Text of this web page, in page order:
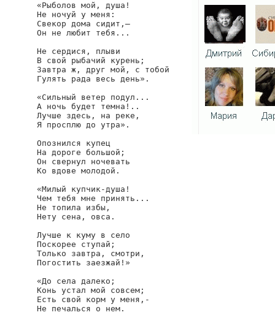
«Рыболов мой, душа!
Не ночуй у меня:
Свекор дома сидит,—
Он не любит тебя...
Не сердися, плыви
В свой рыбачий курень;
Завтра ж, друг мой, с тобой
Гулять рада весь день».
«Сильный ветер подул...
А ночь будет темна!..
Лучше здесь, на реке,
Я просплю до утра».
Опознился купец
На дороге большой;
Он свернул ночевать
Ко вдове молодой.
«Милый купчик-душа!
Чем тебя мне принять...
Не топила избы,
Нету сена, овса.
Лучше к куму в село
Поскорее ступай;
Только завтра, смотри,
Погостить заезжай!»
«До села далеко;
Конь устал мой совсем;
Есть свой корм у меня,-
Не печалься о нем.